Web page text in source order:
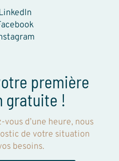
première
gratuite !
d’une heure, nous
de votre situation
besoins.